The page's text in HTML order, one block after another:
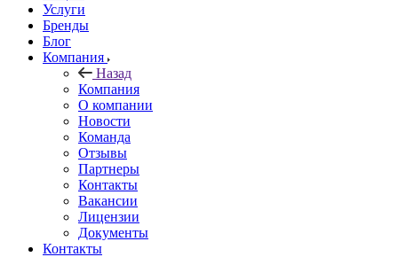
Услуги
Бренды
Блог
Компания
Назад
Компания
О компании
Новости
Команда
Отзывы
Партнеры
Контакты
Вакансии
Лицензии
Документы
Контакты